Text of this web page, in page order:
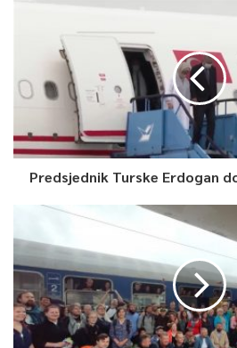
Predsjednik Turske Erdogan